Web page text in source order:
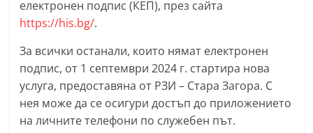
З
а
г
о
р
а
електронен подпис (КЕП), през сайта
https://his.bg/.
За всички останали, които нямат електронен
подпис, от 1 септември 2024 г. стартира нова
услуга, предоставяна от РЗИ – Стара Загора. С
нея може да се осигури достъп до приложението
на личните телефони по служебен път.